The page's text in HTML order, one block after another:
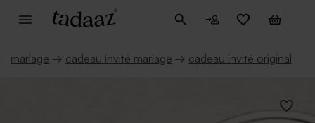
mariage → cadeau invité mariage → cadeau invité original